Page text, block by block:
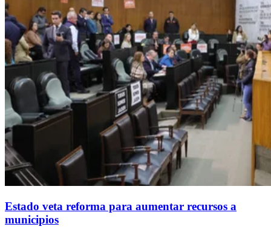
Estado veta reforma para aumentar recursos a
municipios